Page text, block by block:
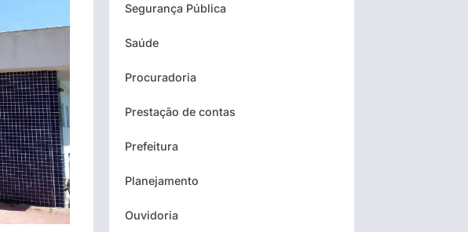
Segurança Pública
Saúde
Procuradoria
Prestação de contas
Prefeitura
Planejamento
Ouvidoria